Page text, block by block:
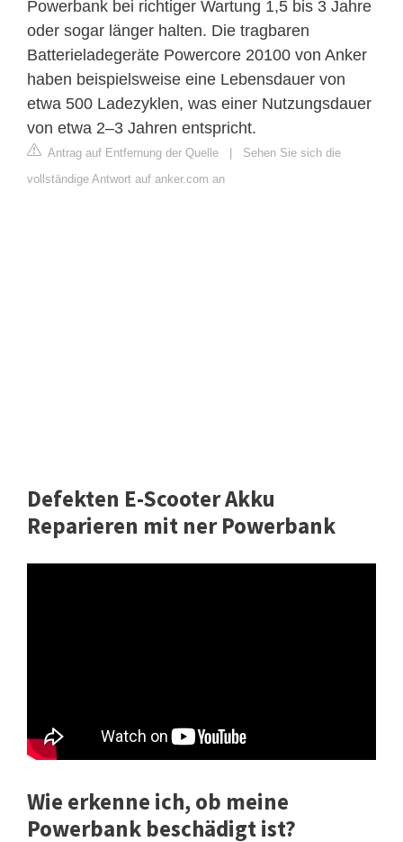
Powerbank bei richtiger Wartung 1,5 bis 3 Jahre
oder sogar länger halten. Die tragbaren
Batterieladegeräte Powercore 20100 von Anker
haben beispielsweise eine Lebensdauer von
etwa 500 Ladezyklen, was einer Nutzungsdauer
von etwa 2–3 Jahren entspricht.
Antrag auf Entfernung der Quelle
Sehen Sie sich die
vollständige Antwort auf anker.com an
Defekten E-Scooter Akku
Reparieren mit ner Powerbank
Wie erkenne ich, ob meine
Powerbank beschädigt ist?